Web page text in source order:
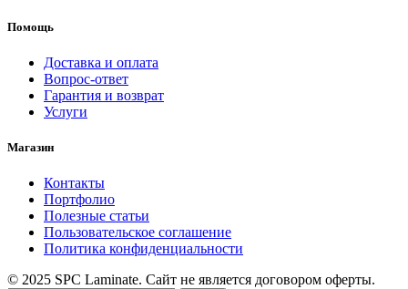
Помощь
Доставка и оплата
Вопрос-ответ
Гарантия и возврат
Услуги
Магазин
Контакты
Портфолио
Полезные статьи
Пользовательское соглашение
Политика конфиденциальности
© 2025 SPC Laminate. Сайт не является договором оферты.